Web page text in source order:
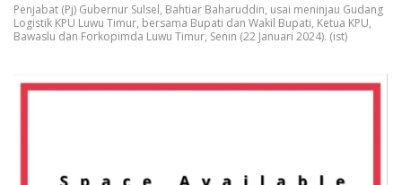
Penjabat (Pj) Gubernur Sulsel, Bahtiar Baharuddin, usai meninjau Gudang
Logistik KPU Luwu Timur, bersama Bupati dan Wakil Bupati, Ketua KPU,
Bawaslu dan Forkopimda Luwu Timur, Senin (22 Januari 2024). (ist)